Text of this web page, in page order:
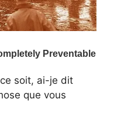
ce soit, ai-je dit
que vous